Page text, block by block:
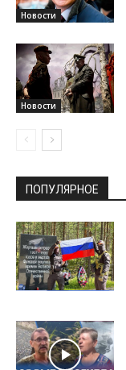
Новости
Новости
ПОПУЛЯРНОЕ